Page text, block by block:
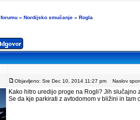
» Nordijsko smučanje » Rogla
Objavljeno: Sre Dec 10, 2014 11:27 pm Naslov
Kako hitro uredijo proge na Rogli? Jih slučajno
Se da kje parkirati z avtodomom v bližini in tam